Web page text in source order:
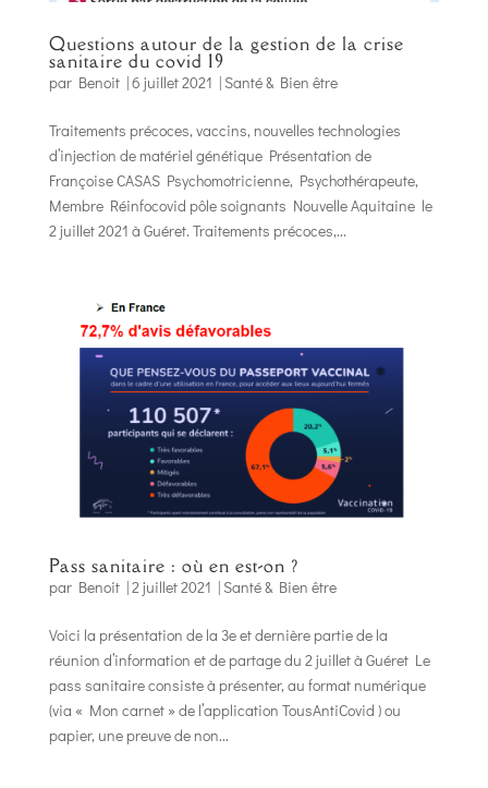
Questions autour de la gestion de la crise
sanitaire du covid 19
par Benoit|6 juillet 2021 | Santé & Bien être
Traitements précoces, vaccins, nouvelles technologies
d’injection de matériel génétique Présentation de
Françoise CASAS Psychomotricienne, Psychothérapeute,
Membre Réinfocovid pôle soignants Nouvelle Aquitaine le
2 juillet 2021 à Guéret. Traitements précoces,...
Pass sanitaire : où en est-on ?
par Benoit|2 juillet 2021 | Santé & Bien être
Voici la présentation de la 3e et dernière partie de la
réunion d’information et de partage du 2 juillet à Guéret Le
pass sanitaire consiste à présenter, au format numérique
(via « Mon carnet » de l’application TousAntiCovid ) ou
papier, une preuve de non...